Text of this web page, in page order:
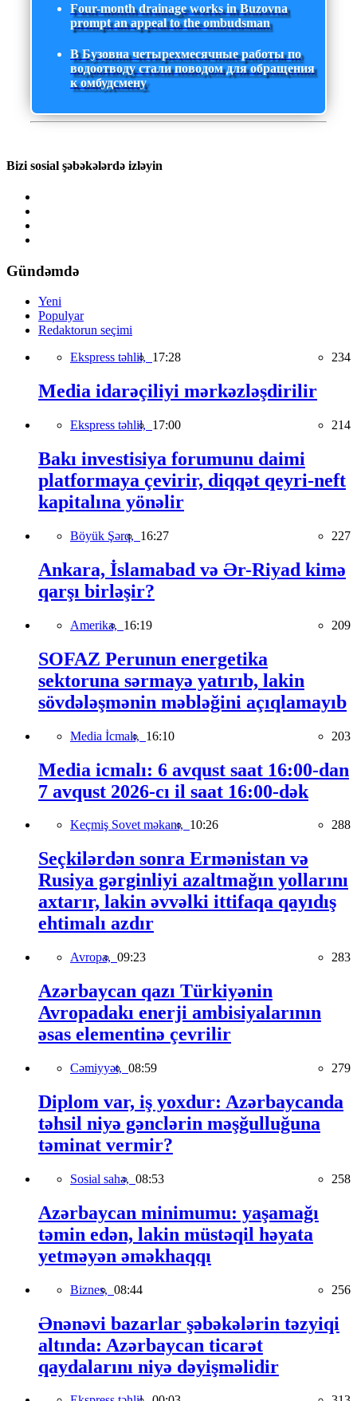
Four-month drainage works in Buzovna
prompt an appeal to the ombudsman
В Бузовна четырехмесячные работы по
водоотводу стали поводом для обращения
к омбудсмену
Bizi sosial şəbəkələrdə izləyin
Gündəmdə
Yeni
Populyar
Redaktorun seçimi
Ekspress təhlil, 17:28 234
Media idarəçiliyi mərkəzləşdirilir
Ekspress təhlil, 17:00 214
Bakı investisiya forumunu daimi
platformaya çevirir, diqqət qeyri-neft
kapitalına yönəlir
Böyük Şərq, 16:27 227
Ankara, İslamabad və Ər-Riyad kimə
qarşı birləşir?
Amerika, 16:19 209
SOFAZ Perunun energetika
sektoruna sərmayə yatırıb, lakin
sövdələşmənin məbləğini açıqlamayıb
Media İcmalı, 16:10 203
Media icmalı: 6 avqust saat 16:00-dan
7 avqust 2026-cı il saat 16:00-dək
Keçmiş Sovet məkanı, 10:26 288
Seçkilərdən sonra Ermənistan və
Rusiya gərginliyi azaltmağın yollarını
axtarır, lakin əvvəlki ittifaqa qayıdış
ehtimalı azdır
Avropa, 09:23 283
Azərbaycan qazı Türkiyənin
Avropadakı enerji ambisiyalarının
əsas elementinə çevrilir
Cəmiyyət, 08:59 279
Diplom var, iş yoxdur: Azərbaycanda
təhsil niyə gənclərin məşğulluğuna
təminat vermir?
Sosial sahə, 08:53 258
Azərbaycan minimumu: yaşamağı
təmin edən, lakin müstəqil həyata
yetməyən əməkhaqqı
Biznes, 08:44 256
Ənənəvi bazarlar şəbəkələrin təzyiqi
altında: Azərbaycan ticarət
qaydalarını niyə dəyişməlidir